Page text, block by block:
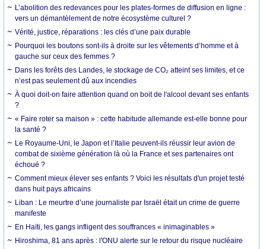
L’abolition des redevances pour les plates-formes de diffusion en ligne :
vers un démantèlement de notre écosystème culturel ?
Vérité, justice, réparations : les clés d’une paix durable
Pourquoi les boutons sont-ils à droite sur les vêtements d’homme et à
gauche sur ceux des femmes ?
Dans les forêts des Landes, le stockage de CO₂ atteint ses limites, et ce
n’est pas seulement dû aux incendies
À quoi doit-on faire attention quand on boit de l'alcool devant ses enfants
?
« Faire roter sa maison » : cette habitude allemande est-elle bonne pour
la santé ?
Le Royaume-Uni, le Japon et l’Italie peuvent-ils réussir leur avion de
combat de sixième génération là où la France et ses partenaires ont
échoué ?
Comment mieux élever ses enfants ? Voici les résultats d'un projet testé
dans huit pays africains
Liban : Le meurtre d’une journaliste par Israël était un crime de guerre
manifeste
En Haïti, les gangs infligent des souffrances « inimaginables »
Hiroshima, 81 ans après : l'ONU alerte sur le retour du risque nucléaire